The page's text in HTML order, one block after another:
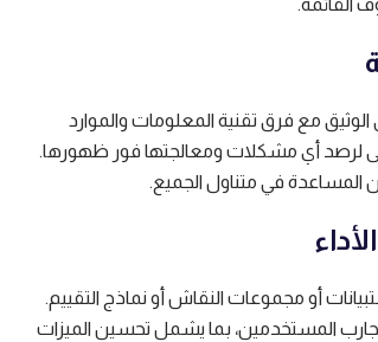
القائمة.
مع فرق تقنية المعلومات والموارد
لرصد أي مشكلات ومعالجتها فور ظهورها.
في متناول الجميع.
أو مجموعات النقاش أو نماذج التقييم.
تجارب المستخدمين، بما يشمل تحسين الميزات